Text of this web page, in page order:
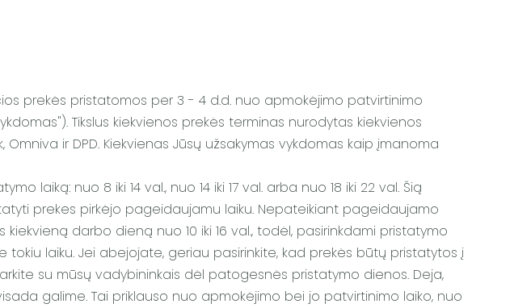
prekės pristatomos per 3 - 4 d.d. nuo apmokėjimo patvirtinimo
Tikslus kiekvienos prekės terminas nurodytas kiekvienos
ir DPD. Kiekvienas Jūsų užsakymas vykdomas kaip įmanoma
laiką: nuo 8 iki 14 val., nuo 14 iki 17 val. arba nuo 18 iki 22 val. Šią
prekes pirkėjo pageidaujamu laiku. Nepateikiant pageidaujamo
darbo dieną nuo 10 iki 16 val., todėl, pasirinkdami pristatymo
laiku. Jei abejojate, geriau pasirinkite, kad prekės būtų pristatytos į
su mūsų vadybininkais dėl patogesnės pristatymo dienos. Deja,
galime. Tai priklauso nuo apmokėjimo bei jo patvirtinimo laiko, nuo